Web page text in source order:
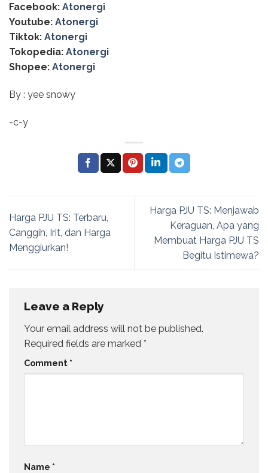
Facebook: Atonergi
Youtube: Atonergi
Tiktok: Atonergi
Tokopedia: Atonergi
Shopee: Atonergi
By : yee snowy
-c-y
Harga PJU TS: Terbaru,
Canggih, Irit, dan Harga
Menggiurkan!
Harga PJU TS: Menjawab
Keraguan, Apa yang
Membuat Harga PJU TS
Begitu Istimewa?
Leave a Reply
Your email address will not be published.
Required fields are marked *
Comment *
Name *